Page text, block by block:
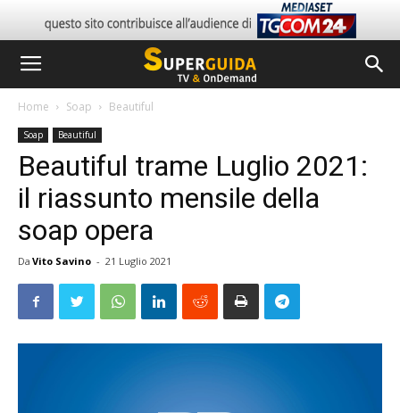
Home Soap Beautiful
Soap Beautiful
Beautiful trame Luglio 2021:
il riassunto mensile della
soap opera
Da Vito Savino - 21 Luglio 2021